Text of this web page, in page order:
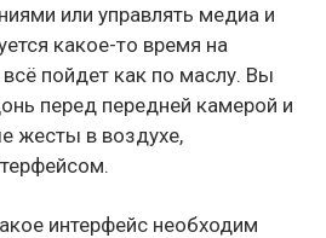
или управлять медиа и
какое-то время на
пойдет как по маслу. Вы
перед передней камерой и
жесты в воздухе,
интерфейс необходим